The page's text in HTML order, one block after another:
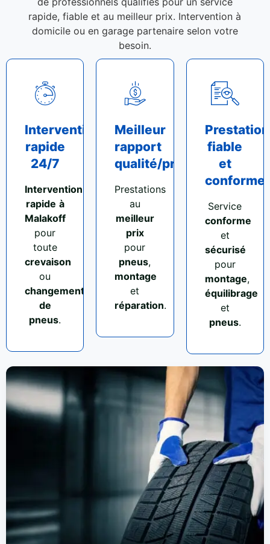
rapide, fiable et au meilleur prix. Intervention à
domicile ou en garage partenaire selon votre
besoin.
Intervention
rapide
24/7
Intervention
rapide à
Malakoff
pour
toute
crevaison
ou
changement
de
pneus.
Meilleur
rapport
qualité/prix
Prestations
au
meilleur
prix
pour
pneus,
montage
et
réparation.
Prestation
fiable
et
conforme
Service
conforme
et
sécurisé
pour
montage,
équilibrage
et
pneus.